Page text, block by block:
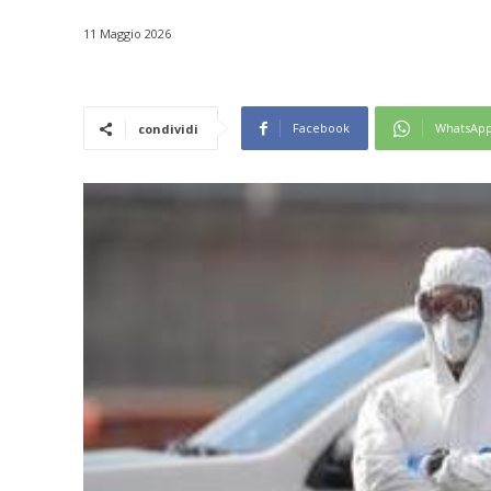
11 Maggio 2026
condividi Facebook